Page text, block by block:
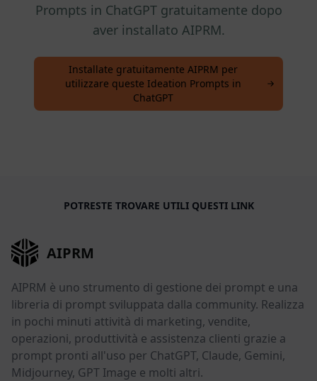
Prompts in ChatGPT gratuitamente dopo
aver installato AIPRM.
Installate gratuitamente AIPRM per
utilizzare queste Ideation Prompts in
ChatGPT
POTRESTE TROVARE UTILI QUESTI LINK
AIPRM
AIPRM è uno strumento di gestione dei prompt e una
libreria di prompt sviluppata dalla community. Realizza
in pochi minuti attività di marketing, vendite,
operazioni, produttività e assistenza clienti grazie a
prompt pronti all'uso per ChatGPT, Claude, Gemini,
Midjourney, GPT Image e molti altri.